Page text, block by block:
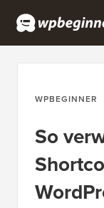
WPBEGINNER
So